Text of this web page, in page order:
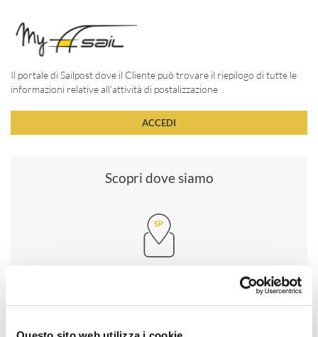
Il portale di Sailpost dove il Cliente può trovare il riepilogo di tutte le
informazioni relative all’attività di postalizzazione
ACCEDI
Scopri dove siamo